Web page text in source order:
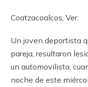
Coatzacoalcos, Ver.
Un joven deportista
pareja, resultaron
un automovilista,
noche de este